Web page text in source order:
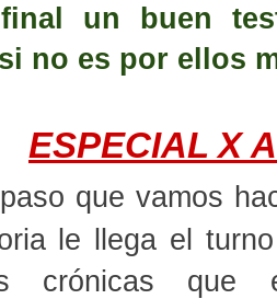
un buen
no es por ellos
ESPECIAL X
que vamos
le llega el
crónicas que